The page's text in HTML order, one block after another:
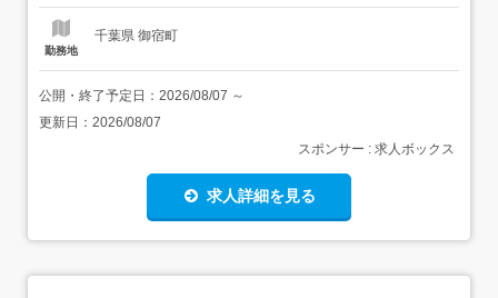
勤務地
千葉県 御宿町
公開・終了予定日： 2026/08/07 ～
更新日： 2026/08/07
スポンサー : 求人ボックス
求人詳細を見る